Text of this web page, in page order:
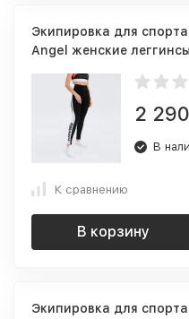
Экипировка для
Angel женские леггинсы
2 290
В
К сравнению
В корзину
Экипировка для